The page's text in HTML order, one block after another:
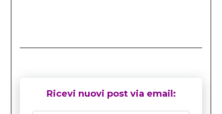
Ricevi nuovi post via email: